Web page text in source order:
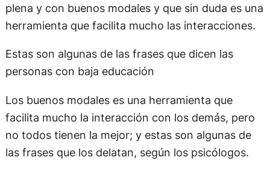
plena y con buenos modales y que sin duda es una
herramienta que facilita mucho las interacciones.
Estas son algunas de las frases que dicen las
personas con baja educación
Los buenos modales es una herramienta que
facilita mucho la interacción con los demás, pero
no todos tienen la mejor; y estas son algunas de
las frases que los delatan, según los psicólogos.